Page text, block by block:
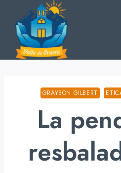
content
GRAYSON GILBERT
La